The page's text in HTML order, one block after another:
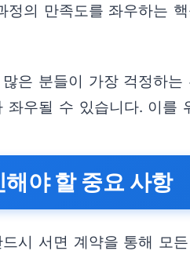
정의 만족도를 좌우하는
은 분들이 가장 걱정하
좌우될 수 있습니다. 이를
야 할 중요 사항
시 서면 계약을 통해 모